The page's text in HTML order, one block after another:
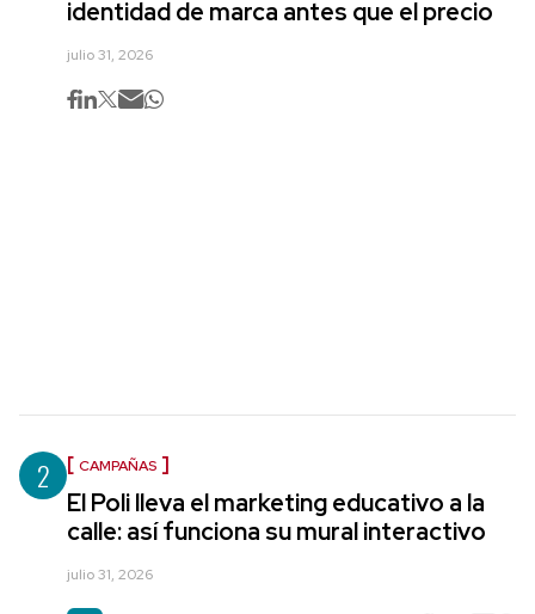
identidad de marca antes que el precio
julio 31, 2026
2 CAMPAÑAS
El Poli lleva el marketing educativo a la
calle: así funciona su mural interactivo
julio 31, 2026